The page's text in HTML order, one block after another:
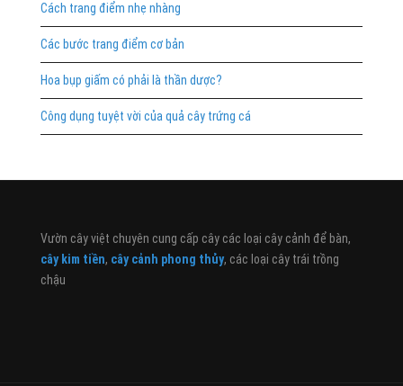
Cách trang điểm nhẹ nhàng
Các bước trang điểm cơ bản
Hoa bụp giấm có phải là thần dược?
Công dụng tuyệt vời của quả cây trứng cá
Vườn cây việt chuyên cung cấp cây các loại cây cảnh để bàn,
cây kim tiền, cây cảnh phong thủy, các loại cây trái trồng
chậu